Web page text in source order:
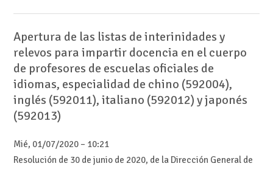
Apertura de las listas de interinidades y
relevos para impartir docencia en el cuerpo
de profesores de escuelas oficiales de
idiomas, especialidad de chino (592004),
inglés (592011), italiano (592012) y japonés
(592013)
Mié, 01/07/2020 – 10:21
Resolución de 30 de junio de 2020, de la Dirección General de